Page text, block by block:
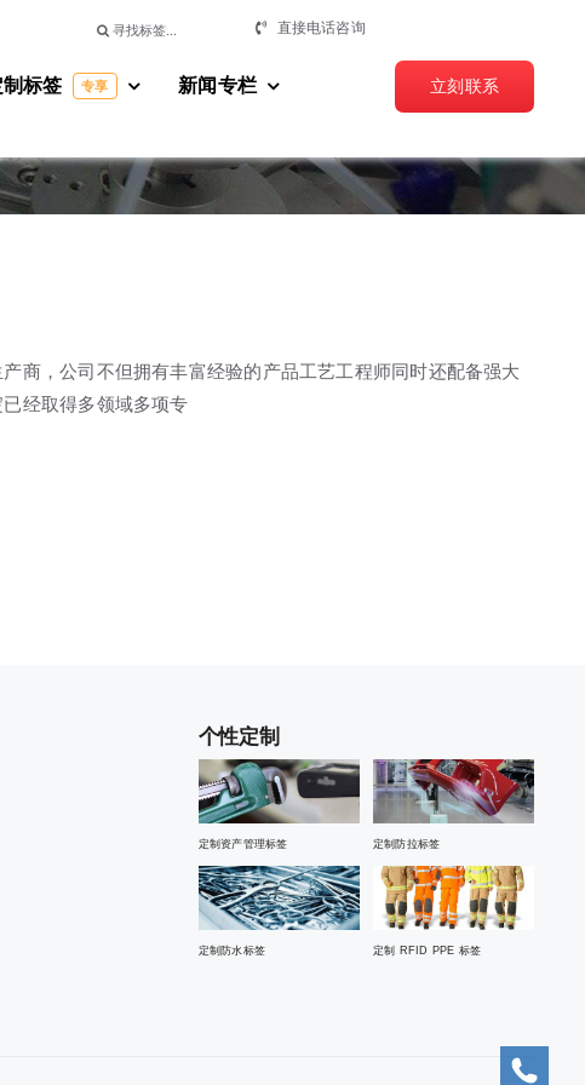
搜
直接电话咨询
制标签 专享 新闻专栏 立刻联系
商，公司不但拥有丰富经验的产品工艺工程师同时还配备强大
经取得多领域多项专
个性定制
定制资产管理标签
定制防水标签
定制防拉标签
定制 RFID PPE 标签